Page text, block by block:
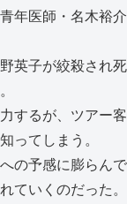
年医師・名木裕介
英子が絞殺され死
するが、ツアー客
ってしまう。
の予感に膨らんで
ていくのだった。